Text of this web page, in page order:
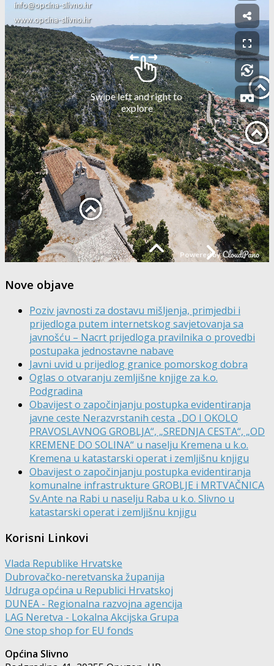
Nove objave
Poziv javnosti za dostavu mišljenja, primjedbi i
prijedloga putem internetskog savjetovanja sa
javnošću – Nacrt prijedloga pravilnika o provedbi
postupaka jednostavne nabave
Javni uvid u prijedlog granice pomorskog dobra
Oglas o otvaranju zemljišne knjige za k.o.
Podgradina
Obavijest o započinjanju postupka evidentiranja
javne ceste Nerazvrstanih cesta „DO I OKOLO
PRAVOSLAVNOG GROBLJA“, „SREDNJA CESTA“, „OD
KREMENE DO SOLINA“ u naselju Kremena u k.o.
Kremena u katastarski operat i zemljišnu knjigu
Obavijest o započinjanju postupka evidentiranja
komunalne infrastrukture GROBLJE i MRTVAČNICA
Sv.Ante na Rabi u naselju Raba u k.o. Slivno u
katastarski operat i zemljišnu knjigu
Korisni Linkovi
Vlada Republike Hrvatske
Dubrovačko-neretvanska županija
Udruga općina u Republici Hrvatskoj
DUNEA - Regionalna razvojna agencija
LAG Neretva - Lokalna Akcijska Grupa
One stop shop for EU fonds
Općina Slivno